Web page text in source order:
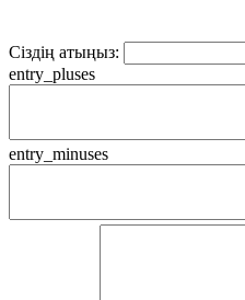
Сіздің атыңыз:
entry_pluses
entry_minuses